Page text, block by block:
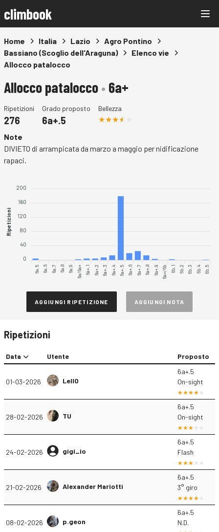
climbook
Home Italia Lazio
Agro Pontino
Bassiano (Scoglio dell'Araguna)
Elenco vie
Allocco patalocco
Allocco patalocco• 6a+
Ripetizioni
276
Grado proposto
6a+.5
Bellezza
Note
DIVIETO di arrampicata da marzo a maggio per nidificazione
rapaci.
200
160
120
80
40
0
Ripetizioni
6a.5 6a.6 6a.7 6a.8 6a.9 6a/6a+ 6a+.1 6a+.2 6a+.3 6a+.4 6a+.5 6a+.6 6a+.7 6a+.8 6a+.9 6a+/6b 6b.1 6b.2 6b.3 6b.4 6b.5
AGGIUNGI RIPETIZIONE AGGIUNGI NOTA
Ripetizioni
Data Utente Proposto
01-03-2026 Lell0
6a+.5
On-sight
28-02-2026 TU
6a+.5
On-sight
24-02-2026 gigi_io
6a+.5
Flash
21-02-2026 Alexander Mariotti
6a+.5
3° giro
08-02-2026 p.geon
6a+.5
N.D.